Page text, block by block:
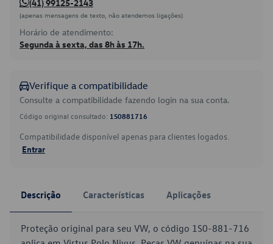
(41) 99125-2143
(apenas mensagens de texto, não atendemos ligações)
Horário de atendimento:
Segunda à sexta, das 8h às 17h.
Verifique a compatibilidade
Consulte a compatibilidade fazendo login na sua conta.
Código original consultado: 1S0881716
Compatibilidade disponível apenas para clientes logados.
Entrar
Descrição Características Aplicações
Proteção original para seu VW, o código 1S0-881-716